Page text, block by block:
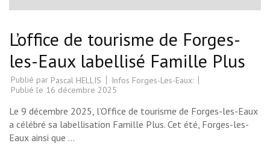
L’office de tourisme de Forges-
les-Eaux labellisé Famille Plus
Publié par Pascal HELLIS
Infos Forges-Les-Eaux:
Publié le 16 décembre 2025
Le 9 décembre 2025, l’Office de tourisme de Forges-les-Eaux
a célébré sa labellisation Famille Plus. Cet été, Forges-les-
Eaux ainsi que …